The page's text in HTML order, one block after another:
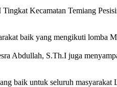
Kecamatan Temiang
baik yang mengikuti lomba
Abdullah, S.Th.I juga
baik untuk seluruh masyarakat